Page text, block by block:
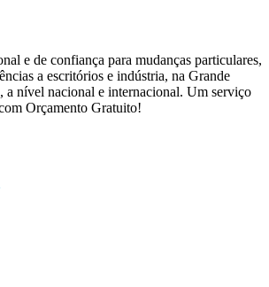
e de confiança para mudanças particulares,
a escritórios e indústria, na Grande
a nível nacional e internacional. Um serviço
Orçamento Gratuito!